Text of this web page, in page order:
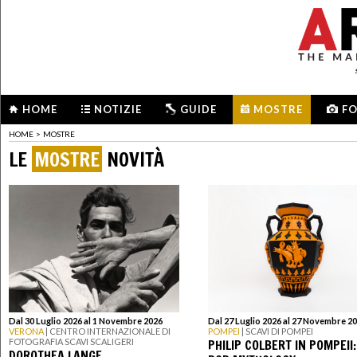
HOME NOTIZIE GUIDE MOSTRE
HOME > MOSTRE
LE MOSTRE NOVITÀ
Dal 30 Luglio 2026 al 1 Novembre 2026
VERONA | CENTRO INTERNAZIONALE DI
FOTOGRAFIA SCAVI SCALIGERI
Dal 27 Luglio 2026 al 27 Novembre
POMPEI | SCAVI DI POMPEI
PHILIP COLBERT IN POMPEII: